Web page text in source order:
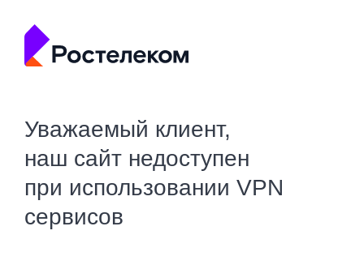
Уважаемый клиент,
наш сайт недоступен
при использовании VPN
сервисов